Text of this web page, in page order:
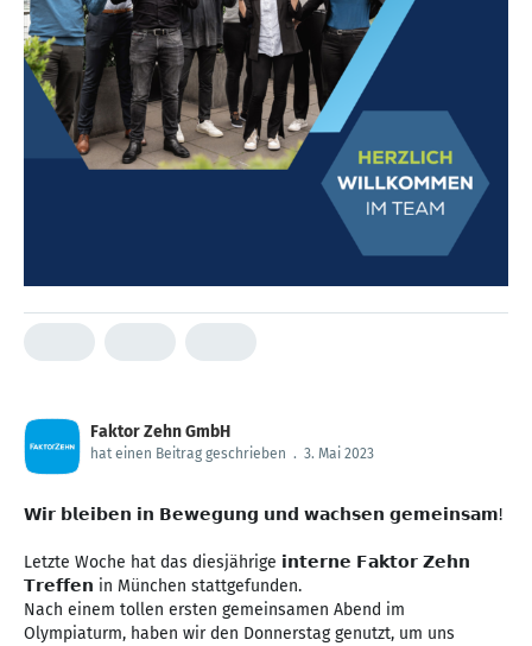
Faktor Zehn GmbH
hat einen Beitrag geschrieben . 3. Mai 2023
𝗪𝗶𝗿 𝗯𝗹𝗲𝗶𝗯𝗲𝗻 𝗶𝗻 𝗕𝗲𝘄𝗲𝗴𝘂𝗻𝗴 𝘂𝗻𝗱 𝘄𝗮𝗰𝗵𝘀𝗲𝗻 𝗴𝗲𝗺𝗲𝗶𝗻𝘀𝗮𝗺!
Letzte Woche hat das diesjährige 𝗶𝗻𝘁𝗲𝗿𝗻𝗲 𝗙𝗮𝗸𝘁𝗼𝗿 𝗭𝗲𝗵𝗻
𝗧𝗿𝗲𝗳𝗳𝗲𝗻 in München stattgefunden.
Nach einem tollen ersten gemeinsamen Abend im
Olympiaturm, haben wir den Donnerstag genutzt, um uns